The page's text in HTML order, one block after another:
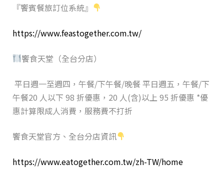
『饗賓餐旅訂位系統』
https://www.feastogether.com.tw/
饗食天堂（全台分店）
平日週一至週四，午餐/下午餐/晚餐 平日週五，午餐/下
午餐20 人以下 98 折優惠，20 人(含)以上 95 折優惠 *優
惠計算限成人消費，服務費不打折
饗食天堂官方、全台分店資訊
https://www.eatogether.com.tw/zh-TW/home